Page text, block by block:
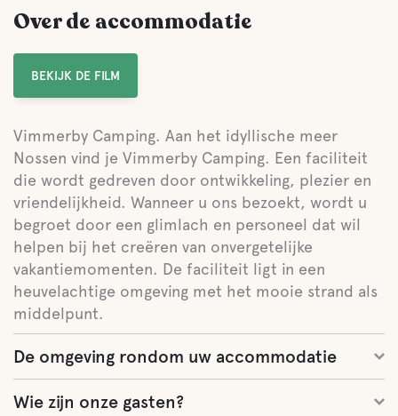
Over de accommodatie
BEKIJK DE FILM
Vimmerby Camping. Aan het idyllische meer
Nossen vind je Vimmerby Camping. Een faciliteit
die wordt gedreven door ontwikkeling, plezier en
vriendelijkheid. Wanneer u ons bezoekt, wordt u
begroet door een glimlach en personeel dat wil
helpen bij het creëren van onvergetelijke
vakantiemomenten. De faciliteit ligt in een
heuvelachtige omgeving met het mooie strand als
middelpunt.
De omgeving rondom uw accommodatie
Wie zijn onze gasten?